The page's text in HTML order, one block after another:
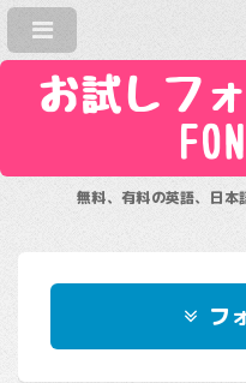
お試しフ
無料、有料の英語、日本
フ